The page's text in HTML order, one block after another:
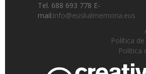
Tel. 688 693 778 E-
mail:info@euskalmemoria.eus
Política
Politica